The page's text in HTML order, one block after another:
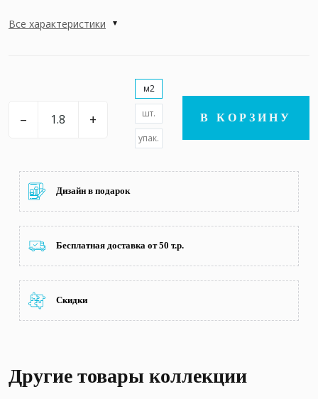
Все характеристики
– +
м2
шт.
упак.
В КОРЗИНУ
Дизайн в подарок
Бесплатная доставка от 50 т.р.
Скидки
Другие товары коллекции